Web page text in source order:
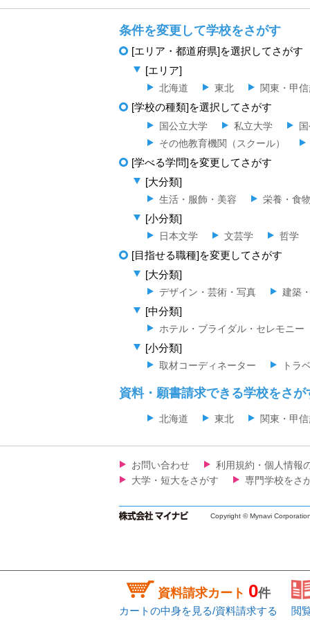
条件を変更して学校をさがす
[エリア・都道府県]を選択してさがす
[エリア]
北海道 東北 関東・甲
[学校の種類]を選択してさがす
国公立大学 私立大学
その他教育機関（スクール）
[学べる学問]を変更してさがす
[大分類]
生活・服飾・美容 栄養・食
[小分類]
日本文学 文芸学 哲学
[目指せる職種]を変更してさがす
[大分類]
デザイン・芸術・写真 建築
[中分類]
ホテル・ブライダル・セレモニー
[小分類]
取材コーディネーター トラ
資料・願書請求できる学校をさが
北海道 東北 関東・甲
お問い合わせ
利用規約・個人情報
大学・短大をさがす
専門学校をさ
Copyright © Mynavi
資料請求カート 0件
カートの中身を見る/資料請求する 閲